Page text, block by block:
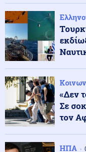
Νέα
Σαουδική
μήνα την
Κόσμος
Στενά του
των ΗΑΕ
Κοινωνία
Λευκάδα:
βία
«Δεν
Σε
τον
ΗΠΑ